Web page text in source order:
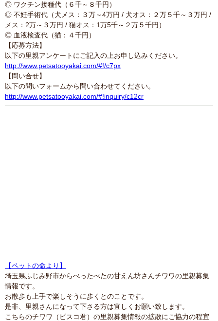
◎ ワクチン接種代（６千～８千円）
◎ 不妊手術代（犬メス：３万～4万円 / 犬オス：２万５千～３万円 /
メス：2万～３万円 / 猫オス：1万5千～２万５千円）
◎ 血液検査代（猫：４千円）
【応募方法】
以下の里親アンケートにご記入の上お申し込みください。
http://www.petsatooyakai.com/#!/c7px
【問い合せ】
以下の問いフォームから問い合わせてください。
http://www.petsatooyakai.com/#!inquiry/c12cr
【ペットの命より】
埼玉県ふじみ野市からべったべたの甘えん坊さんチワワの里親募集
情報です。
お散歩も上手で楽しそうに歩くとのことです。
是非、里親さんになって下さる方は宜しくお願い致します。
こちらのチワワ（ビスコ君）の里親募集情報の拡散にご協力の程宜